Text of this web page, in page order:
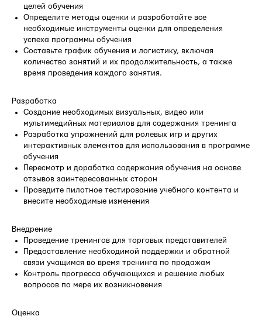
целей обучения
Определите методы оценки и разработайте все
необходимые инструменты оценки для определения
успеха программы обучения
Составьте график обучения и логистику, включая
количество занятий и их продолжительность, а также
время проведения каждого занятия.
Разработка
Создание необходимых визуальных, видео или
мультимедийных материалов для содержания тренинга
Разработка упражнений для ролевых игр и других
интерактивных элементов для использования в программе
обучения
Пересмотр и доработка содержания обучения на основе
отзывов заинтересованных сторон
Проведите пилотное тестирование учебного контента и
внесите необходимые изменения
Внедрение
Проведение тренингов для торговых представителей
Предоставление необходимой поддержки и обратной
связи учащимся во время тренинга по продажам
Контроль прогресса обучающихся и решение любых
вопросов по мере их возникновения
Оценка